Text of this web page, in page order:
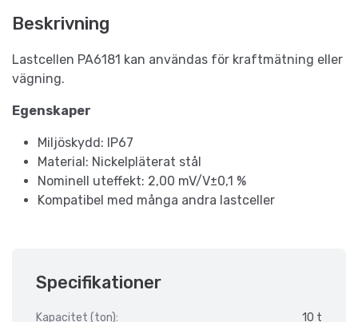
Beskrivning
Lastcellen PA6181 kan användas för kraftmätning eller
vägning.
Egenskaper
Miljöskydd: IP67
Material: Nickelpläterat stål
Nominell uteffekt: 2,00 mV/V±0,1 ​​%
Kompatibel med många andra lastceller
Specifikationer
Kapacitet (ton): 10 t